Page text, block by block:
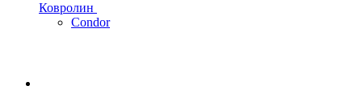
Ковролин
Condor